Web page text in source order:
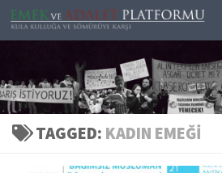
Skip to content
TAGGED: KADIN EMEĞI